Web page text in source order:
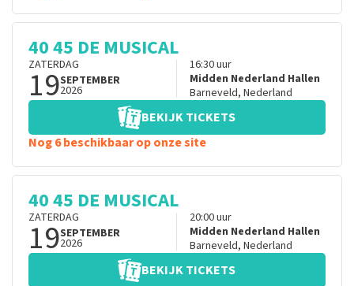
40 45 DE MUSICAL
ZATERDAG
19SEPTEMBER
2026
16:30uur
Midden Nederland Hallen
Barneveld, Nederland
BEKIJK TICKETS
Nog 6 beschikbaar op onze site
40 45 DE MUSICAL
ZATERDAG
19SEPTEMBER
2026
20:00uur
Midden Nederland Hallen
Barneveld, Nederland
BEKIJK TICKETS